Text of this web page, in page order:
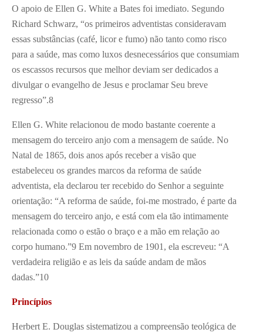
O apoio de Ellen G. White a Bates foi imediato. Segundo
Richard Schwarz, “os primeiros adventistas consideravam
essas substâncias (café, licor e fumo) não tanto como risco
para a saúde, mas como luxos desnecessários que consumiam
os escassos recursos que melhor deviam ser dedicados a
divulgar o evangelho de Jesus e proclamar Seu breve
regresso”.8
Ellen G. White relacionou de modo bastante coerente a
mensagem do terceiro anjo com a mensagem de saúde. No
Natal de 1865, dois anos após receber a visão que
estabeleceu os grandes marcos da reforma de saúde
adventista, ela declarou ter recebido do Senhor a seguinte
orientação: “A reforma de saúde, foi-me mostrado, é parte da
mensagem do terceiro anjo, e está com ela tão intimamente
relacionada como o estão o braço e a mão em relação ao
corpo humano.”9 Em novembro de 1901, ela escreveu: “A
verdadeira religião e as leis da saúde andam de mãos
dadas.”10
Princípios
Herbert E. Douglas sistematizou a compreensão teológica de